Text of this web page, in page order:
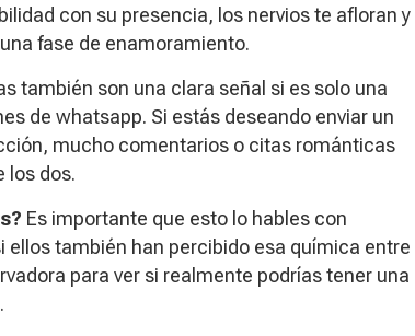
con su presencia, los nervios te afloran y
fase de enamoramiento.
también son una clara señal si es solo una
de whatsapp. Si estás deseando enviar un
mucho comentarios o citas románticas
los dos.
Es importante que esto lo hables con
también han percibido esa química entre
para ver si realmente podrías tener una